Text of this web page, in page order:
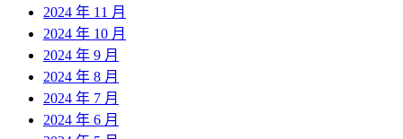
2024 年 11 月
2024 年 10 月
2024 年 9 月
2024 年 8 月
2024 年 7 月
2024 年 6 月